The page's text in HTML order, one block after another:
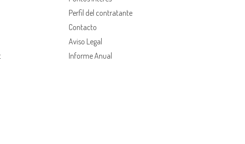
Perfil del contratante
Contacto
Aviso Legal
Informe Anual